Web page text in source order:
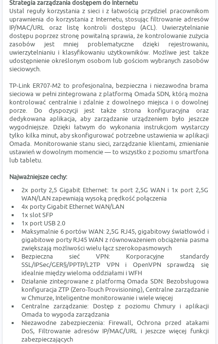
Strategia zarządzania dostępem do Internetu
Ustal reguły korzystania z sieci i z łatwością przydziel pracownikom
uprawnienia do korzystania z Internetu, stosując filtrowanie adresów
IP/MAC/URL oraz listę kontroli dostępu (ACL). Uwierzytelnianie
dostępu poprzez stronę powitalną sprawia, że kontrolowanie zużycia
zasobów jest mniej problematyczne dzięki rejestrowaniu,
uwierzytelnianiu i klasyfikowaniu użytkowników. Możliwe jest także
udostępnienie określonym osobom lub gościom wybranych zasobów
sieciowych.
TP-Link ER707-M2 to profesjonalna, bezpieczna i niezawodna brama
sieciowa w pełni zintegrowana z platformą Omada SDN, którą można
kontrolować centralnie i zdalnie z dowolnego miejsca i o dowolnej
porze. Do dyspozycji jest także strona konfiguracyjna oraz
dedykowana aplikacja, aby zarządzanie urządzeniem było jeszcze
wygodniejsze. Dzięki łatwym do wykonania instrukcjom wystarczy
tylko kilka minut, aby skonfigurować potrzebne ustawienia w aplikacji
Omada. Monitorowanie stanu sieci, zarządzanie klientami, zmienianie
ustawień w dowolnym momencie — to wszystko z poziomu smartfona
lub tabletu.
Najważniejsze cechy:
2x porty 2,5 Gigabit Ethernet: 1x port 2,5G WAN i 1x port 2,5G
WAN/LAN zapewniają wysoką prędkość połączenia
4x porty Gigabit Ethernet WAN/LAN
1x slot SFP
1x port USB 2.0
Maksymalnie 6 portów WAN: 2,5G RJ45, gigabitowy światłowód i
gigabitowe porty RJ45 WAN z równoważeniem obciążenia pasma
zwiększają możliwości wielu łącz szerokopasmowych
Bezpieczna sieć VPN: Korporacyjne standardy
SSL/IPSec/GER§/PPTP/L2TP VPN i OpenVPN sprawdzą się
idealnie między wieloma oddziałami i WFH
Działanie zintegrowane z platformą Omada SDN: Bezobsługowa
konfiguracja ZTP (Zero-Touch Provisioning), Centralne zarządzanie
w Chmurze, Inteligentne monitorowanie i wiele więcej
Centralne zarządzanie: Dostęp z poziomu Chmury i aplikacji
Omada to wygoda zarządzania
Niezawodne zabezpieczenia: Firewall, Ochrona przed atakami
DoS, Filtrowanie adresów IP/MAC/URL i jeszcze więcej funkcji
zabezpieczających